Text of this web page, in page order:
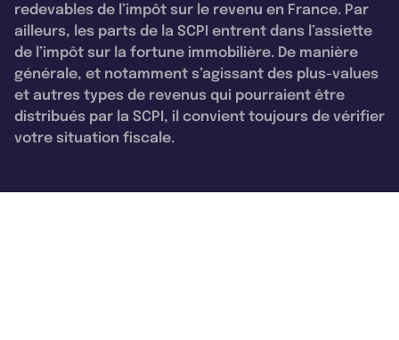
redevables de l’impôt sur le revenu en France. Par
ailleurs, les parts de la SCPI entrent dans l’assiette
de l’impôt sur la fortune immobilière. De manière
générale, et notamment s’agissant des plus-values
et autres types de revenus qui pourraient être
distribués par la SCPI, il convient toujours de vérifier
votre situation fiscale.